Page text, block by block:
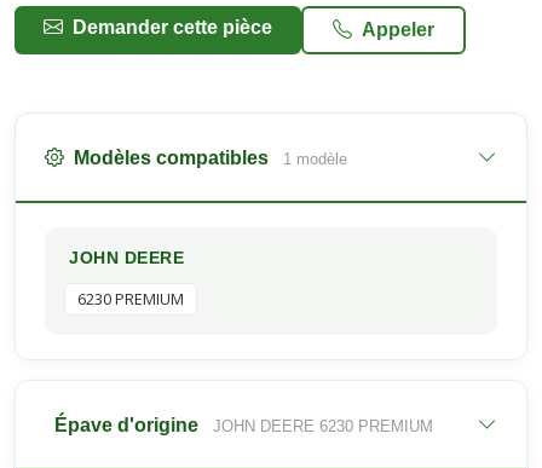
Demander cette pièce Appeler
Modèles compatibles 1 modèle
JOHN DEERE
6230 PREMIUM
Épave d'origine JOHN DEERE 6230 PREMIUM